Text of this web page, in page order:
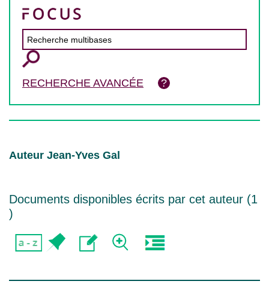
RECHERCHE AVANCÉE
Auteur Jean-Yves Gal
Documents disponibles écrits par cet auteur (1
)